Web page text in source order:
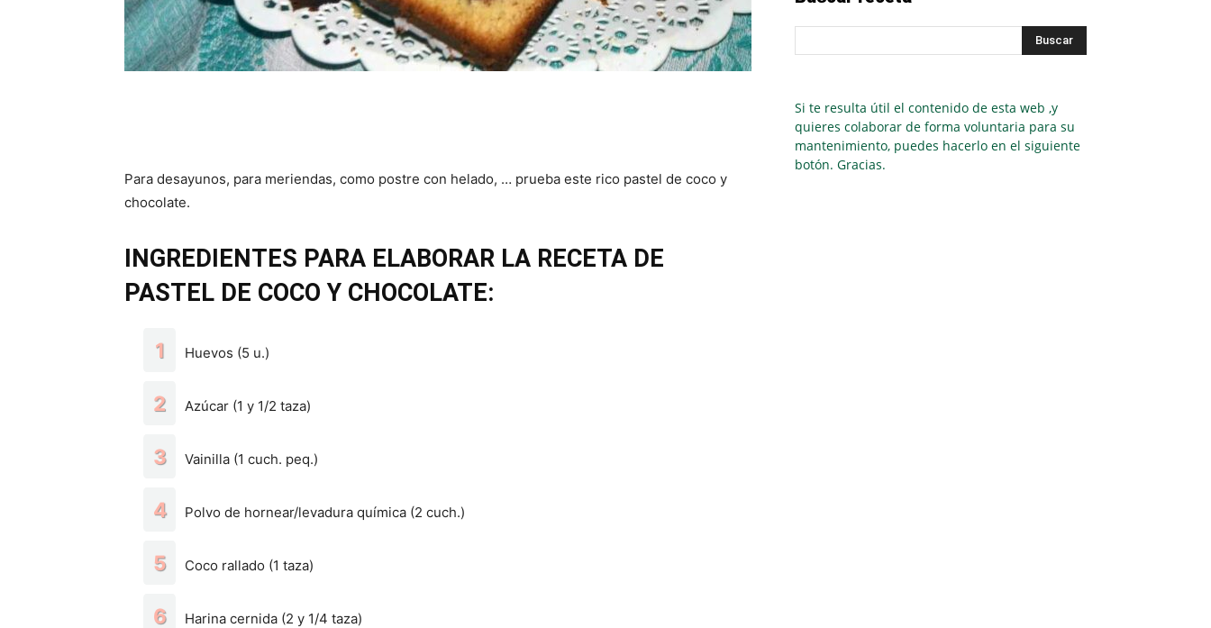
Para desayunos, para meriendas, como postre con helado, … prueba este rico pastel de coco y
chocolate.
INGREDIENTES PARA ELABORAR LA RECETA DE
PASTEL DE COCO Y CHOCOLATE:
Huevos (5 u.)
Azúcar (1 y 1/2 taza)
Vainilla (1 cuch. peq.)
Polvo de hornear/levadura química (2 cuch.)
Coco rallado (1 taza)
Harina cernida (2 y 1/4 taza)
Si te resulta útil el contenido de esta web ,y
quieres colaborar de forma voluntaria para su
mantenimiento, puedes hacerlo en el siguiente
botón. Gracias.